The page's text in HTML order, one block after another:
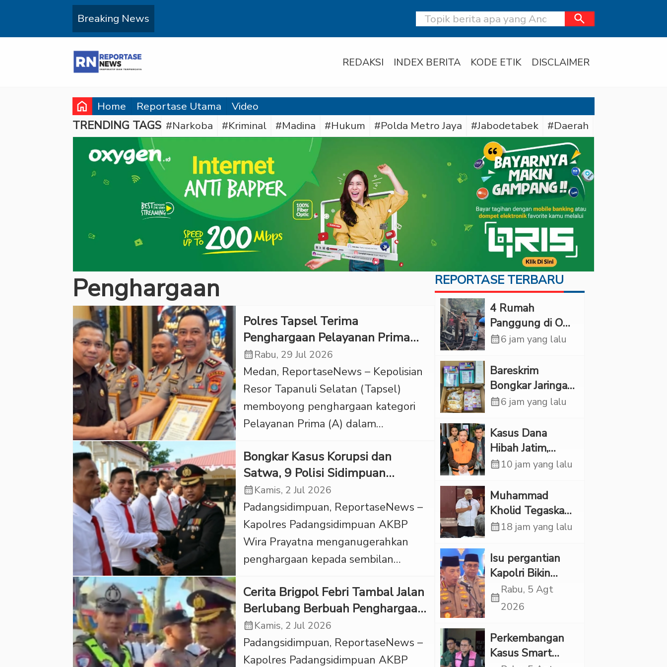
Breaking News search
REDAKSI INDEX BERITA KODE ETIK DISCLAIMER
home Home Reportase Utama Video
TRENDING TAGS #Narkoba #Kriminal #Madina #Hukum #Polda Metro Jaya #Jabodetabek #Daerah
Penghargaan
Polres Tapsel Terima
Penghargaan Pelayanan Prima
dari Kapolri
calendar_monthRabu, 29 Jul 2026
Medan, ReportaseNews – Kepolisian
Resor Tapanuli Selatan (Tapsel)
memboyong penghargaan kategori
Pelayanan Prima (A) dalam
penyelenggaraan pelayanan publik
mandiri institusional tahun 2025.
Capaian bergengsi ini menempatkan
Polres Tapsel sebagai satu di antara
15 satuan kewilayahan di lingkungan
Polda Sumatera Utara yang dinilai
sukses menyelenggarakan pelayanan
penghargaan dari […]
Bongkar Kasus Korupsi dan
Satwa, 9 Polisi Sidimpuan
Diganjar Penghargaan
calendar_monthKamis, 2 Jul 2026
Padangsidimpuan, ReportaseNews –
Kapolres Padangsidimpuan AKBP
Wira Prayatna menganugerahkan
penghargaan kepada sembilan
membongkar kasus korupsi bernilai
miliaran rupiah dan perdagangan
satwa dilindungi. Penghargaan
diberikan bertepatan dengan
upacara HUT ke-80 Bhayangkara di
Cerita Brigpol Febri Tambal Jalan
Berlubang Berbuah Penghargaan
di Hari Bhayangkara
calendar_monthKamis, 2 Jul 2026
Padangsidimpuan, ReportaseNews –
Kapolres Padangsidimpuan AKBP
REPORTASE TERBARU
‎4 Rumah
Panggung di OKI
Ludes Terbakar,
Rp1 Miliar
calendar_month6 jam yang lalu
Bareskrim
Bongkar Jaringan
Etomidate dari
Pelaku Ditangkap
calendar_month6 jam yang lalu
Kasus Dana
Hibah Jatim,
Siliwangi: Partai
Jawab Etik-Politik
calendar_month10 jam yang lalu
Muhammad
Kholid Tegaskan
Propaganda
Dilarang dan
Minta Negara
Melindungi
Korban
calendar_month18 jam yang lalu
Isu pergantian
Kapolri Bikin
Panas, JMP Puji
Respons Jenderal
“Adem”
calendar_month
Rabu, 5 Agt
2026
Perkembangan
Kasus Smart